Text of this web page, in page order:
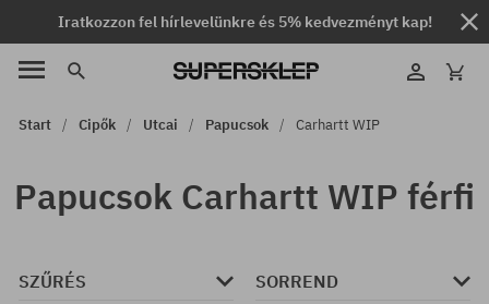
Iratkozzon fel hírlevelünkre és 5% kedvezményt kap!
Start Cipők Utcai Papucsok Carhartt WIP
Papucsok Carhartt WIP férfi
SZŰRÉS SORREND